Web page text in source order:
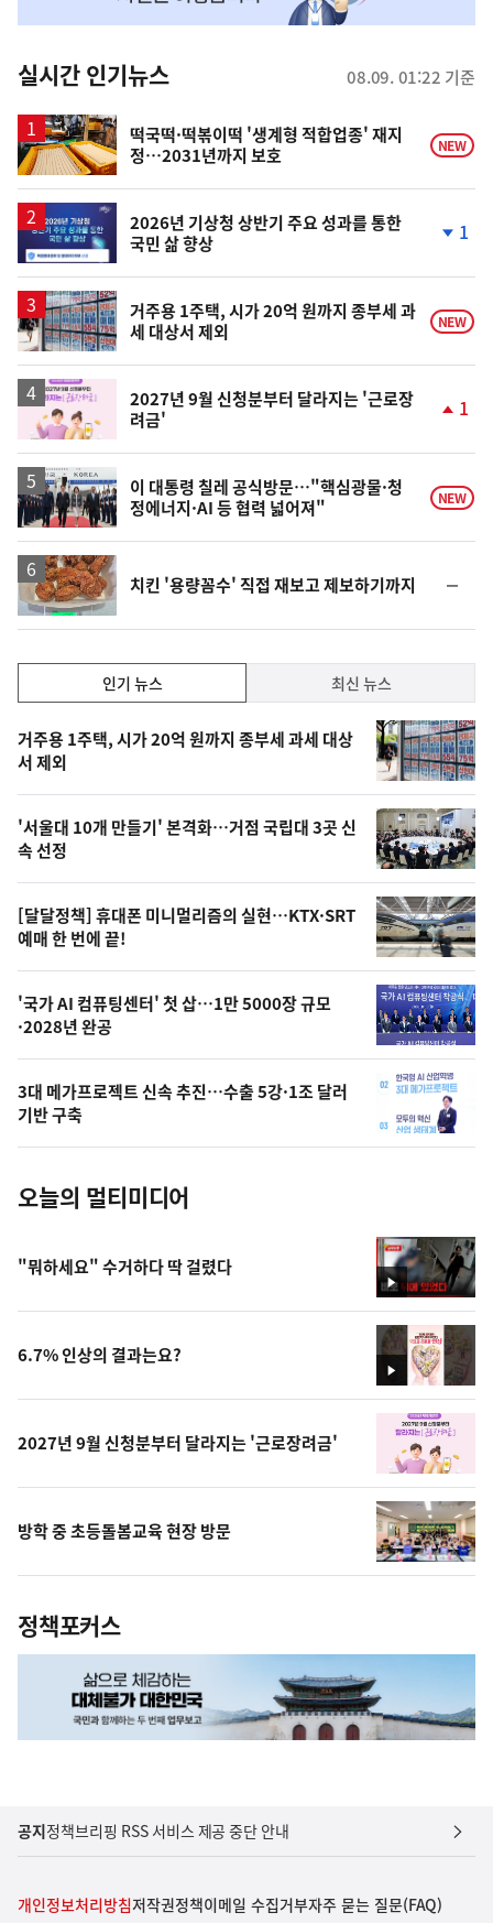
뉴
스
실시간 인기뉴스 08.09. 01:22 기준
떡국떡·떡볶이떡 '생계형 적합업종' 재지
정…2031년까지 보호
NEW
2026년 기상청 상반기 주요 성과를 통한
국민 삶 향상
락
1
거주용 1주택, 시가 20억 원까지 종부세 과
세 대상서 제외
NEW
2027년 9월 신청분부터 달라지는 '근로장
려금'
승
1
이 대통령 칠레 공식방문…"핵심광물·청
정에너지·AI 등 협력 넓어져"
NEW
치킨 '용량꼼수' 직접 재보고 제보하기까지
일
기,
최
신,
오
늘
의
영
상
오
늘
의
사
진
인기 뉴스 최신 뉴스
기
뉴
스
거주용 1주택, 시가 20억 원까지 종부세 과세 대상
서 제외
'서울대 10개 만들기' 본격화…거점 국립대 3곳 신
속 선정
[달달정책] 휴대폰 미니멀리즘의 실현…KTX·SRT
예매 한 번에 끝!
'국가 AI 컴퓨팅센터' 첫 삽…1만 5000장 규모
·2028년 완공
3대 메가프로젝트 신속 추진…수출 5강·1조 달러
기반 구축
오늘의 멀티미디어
영
상
"뭐하세요" 수거하다 딱 걸렸다
영
상
6.7% 인상의 결과는요?
2027년 9월 신청분부터 달라지는 '근로장려금'
방학 중 초등돌봄교육 현장 방문
정책포커스
공지정책브리핑 RSS 서비스 제공 중단 안내
개인정보처리방침저작권정책이메일 수집거부자주 묻는 질문(FAQ)